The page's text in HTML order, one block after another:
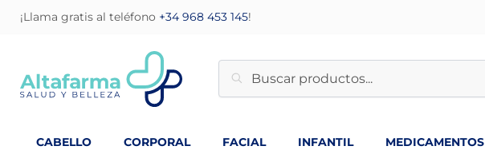
¡Llama gratis al teléfono +34 968 453 145!
CABELLO CORPORAL FACIAL INFANTIL MEDICAMENTOS